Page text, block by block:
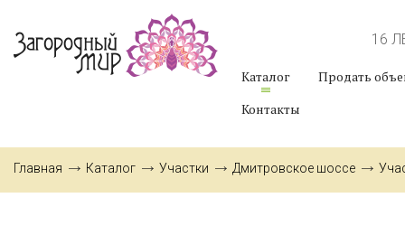
16
Каталог
Продать
Контакты
Главная Каталог Участки Дмитровское шоссе